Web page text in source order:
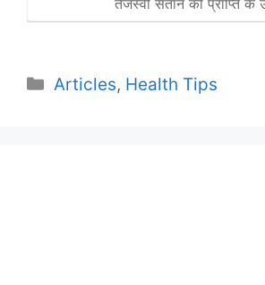
Categories
Articles, Health Tips